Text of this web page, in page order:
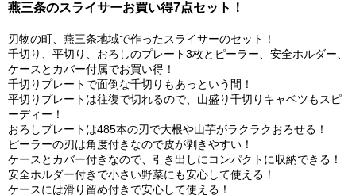
燕三条のスライサーお買い得7点セット！
刃物の町、燕三条地域で作ったスライサーのセット！
千切り、平切り、おろしのプレート3枚とピーラー、安全ホルダー、
ケースとカバー付属でお買い得！
千切りプレートで面倒な千切りもあっという間！
平切りプレートは往復で切れるので、山盛り千切りキャベツもスピ
ーディー！
おろしプレートは485本の刃で大根や山芋がラクラクおろせる！
ピーラーの刃は角度付きなので皮が剥きやすい！
ケースとカバー付きなので、引き出しにコンパクトに収納できる！
安全ホルダー付きで小さい野菜にも安心して使える！
ケースには滑り留め付きで安心して使える！